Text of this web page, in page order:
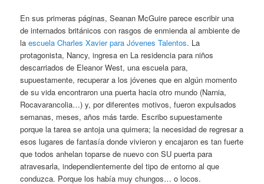
En sus primeras páginas, Seanan McGuire parece escribir una
de internados británicos con rasgos de enmienda al ambiente de
laescuela Charles Xavier para Jóvenes Talentos. La
protagonista, Nancy, ingresa en La residencia para niños
descarriados de Eleanor West, una escuela para,
supuestamente, recuperar a los jóvenes que en algún momento
de su vida encontraron una puerta hacia otro mundo (Narnia,
Rocavarancolia…) y, por diferentes motivos, fueron expulsados
semanas, meses, años más tarde. Escribo supuestamente
porque la tarea se antoja una quimera; la necesidad de regresar a
esos lugares de fantasía donde vivieron y encajaron es tan fuerte
que todos anhelan toparse de nuevo con SU puerta para
atravesarla, independientemente del tipo de entorno al que
conduzca. Porque los había muy chungos… o locos.